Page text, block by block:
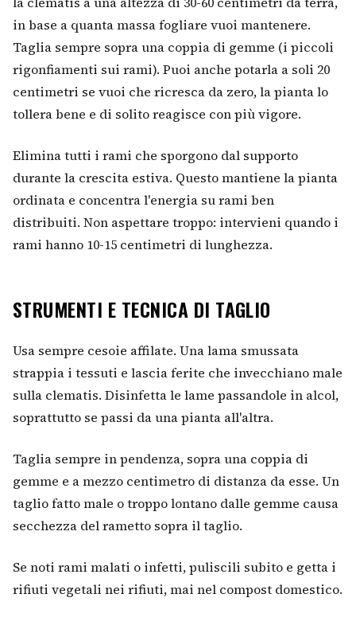
in base a quanta massa fogliare vuoi mantenere.
Taglia sempre sopra una coppia di gemme (i piccoli
rigonfiamenti sui rami). Puoi anche potarla a soli 20
centimetri se vuoi che ricresca da zero, la pianta lo
tollera bene e di solito reagisce con più vigore.
Elimina tutti i rami che sporgono dal supporto
durante la crescita estiva. Questo mantiene la pianta
ordinata e concentra l'energia su rami ben
distribuiti. Non aspettare troppo: intervieni quando i
rami hanno 10-15 centimetri di lunghezza.
STRUMENTI E TECNICA DI TAGLIO
Usa sempre cesoie affilate. Una lama smussata
strappia i tessuti e lascia ferite che invecchiano male
sulla clematis. Disinfetta le lame passandole in alcol,
soprattutto se passi da una pianta all'altra.
Taglia sempre in pendenza, sopra una coppia di
gemme e a mezzo centimetro di distanza da esse. Un
taglio fatto male o troppo lontano dalle gemme causa
secchezza del rametto sopra il taglio.
Se noti rami malati o infetti, puliscili subito e getta i
rifiuti vegetali nei rifiuti, mai nel compost domestico.